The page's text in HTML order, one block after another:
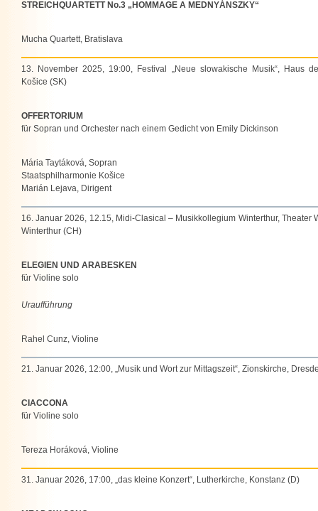
STREICHQUARTETT No.3 „HOMMAGE A MEDNYÁNSZKY“
Mucha Quartett, Bratislava
13. November 2025, 19:00, Festival „Neue slowakische Musik“, Haus
Košice (SK)
OFFERTORIUM
für Sopran und Orchester nach einem Gedicht von Emily Dickinson
Mária Taytáková, Sopran
Staatsphilharmonie Košice
Marián Lejava, Dirigent
16. Januar 2026, 12.15, Midi-Clasical – Musikkollegium Winterthur, Theater
Winterthur (CH)
ELEGIEN UND ARABESKEN
für Violine solo
Uraufführung
Rahel Cunz, Violine
21. Januar 2026, 12:00, „Musik und Wort zur Mittagszeit“, Zionskirche,
CIACCONA
für Violine solo
Tereza Horáková, Violine
31. Januar 2026, 17:00, „das kleine Konzert“, Lutherkirche, Konstanz (D)